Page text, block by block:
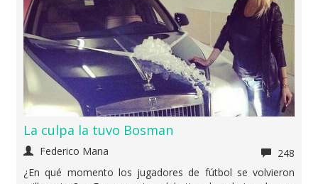
La culpa la tuvo Bosman
Federico Mana
248
¿En qué momento los jugadores de fútbol se volvieron